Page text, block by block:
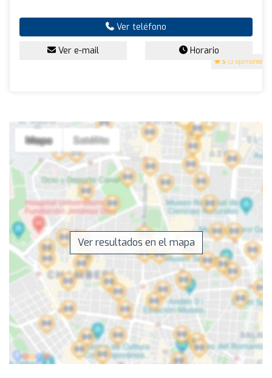
5 (3 opiniones)
Ver teléfono
Ver e-mail Horario
Ver resultados en el mapa